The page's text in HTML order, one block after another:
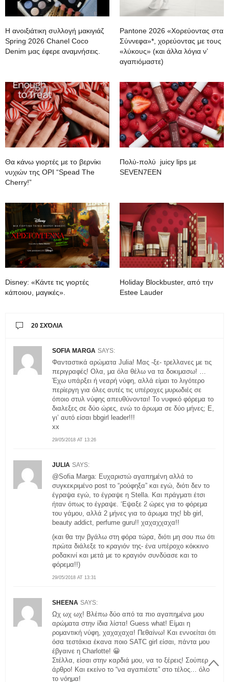
Η ανοιξιάτικη συλλογή μακιγιάζ
Spring 2026 Chanel Coco
Denim μας έφερε αναμνήσεις.
Pantone 2026 «Χορεύοντας στα
Σύννεφα»*, χορεύοντας με τους
«λύκους» (και άλλα λόγια ν’
αγαπιόμαστε)
Θα κάνω γιορτές με το βερνίκι
νυχιών της OPI “Spead The
Cherry!”
Πολύ-πολύ juicy lips με
SEVEN7EEN
Disney: «Κάντε τις γιορτές
κάποιου, μαγικές».
Holiday Blockbuster, από την
Estee Lauder
20 ΣΧΌΛΙΑ
SOFIA MARGA SAYS:
29/05/2018 AT 13:26
Φανταστικά αρώματα Julia! Μας -ξε- τρελλανες με τις
περιγραφές! Ολα, μα όλα θέλω να τα δοκιμασω! …
Έχω υπάρξει ή νεαρή νύφη, αλλά είμαι το λιγότερο
περίεργη για όλες αυτές τις υπέροχες μυρωδιές σε
όποιο στυλ νύφης απευθύνονται! Το νυφικό φόρεμα το
διαλεξες σε δύο ώρες, ενώ το άρωμα σε δύο μήνες; Ε,
γι’ αυτό είσαι bbgirl leader!!!
xx
JULIA SAYS:
29/05/2018 AT 13:31
@Sofia Marga: Ευχαριστώ αγαπημένη αλλά το
συγκεκριμένο post το “ρούφηξα” και εγώ, διότι δεν το
έγραψα εγώ, το έγραψε η Stella. Kαι πράγματι έτσι
ήταν όπως το έγραψε. ‘Εψαξε 2 ώρες για το φόρεμα
του γάμου, αλλά 2 μήνες για το άρωμα της! bb girl,
beauty addict, perfume guru!! χαχαχχαχα!!
(και θα την βγάλω στη φόρα τώρα, διότι μη σου πω ότι
πρώτα διάλεξε το κραγιόν της- ένα υπέροχο κόκκινο
ροδακινί και μετά με το κραγιόν συνδύασε και το
φόρεμα!!)
SHEENA SAYS:
Ωχ ωχ ωχ! Βλέπω δύο από τα πιο αγαπημένα μου
αρώματα στην ίδια λίστα! Guess what! Είμαι η
ρομαντική νύφη, χαχαχαχα! Πεθαίνω! Και εννοείται ότι
όσα τεστάκια έκανα ποιο SATC girl είσαι, πάντα μου
έβγαινε η Charlotte! 😀
Στέλλα, είσαι στην καρδιά μου, να το ξέρεις! Σούπερ
άρθρο! Και εκείνο το “να αγαπιέστε” στο τέλος… όλο
το νόημα!